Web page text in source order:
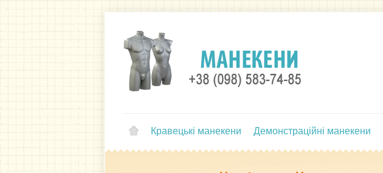
Кравецькі манекени Демонстраційні манекени